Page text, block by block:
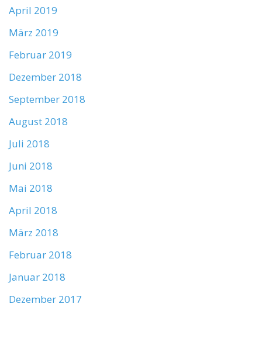
April 2019
März 2019
Februar 2019
Dezember 2018
September 2018
August 2018
Juli 2018
Juni 2018
Mai 2018
April 2018
März 2018
Februar 2018
Januar 2018
Dezember 2017